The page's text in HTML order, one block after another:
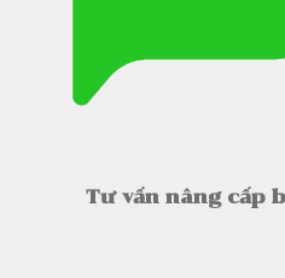
Tư vấn nâng cấp